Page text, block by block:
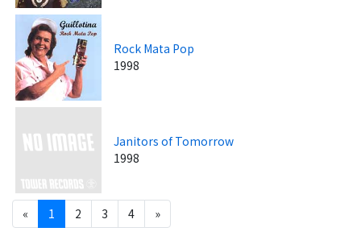
Rock Mata Pop
1998
Janitors of Tomorrow
1998
« 1 2 3 4 »